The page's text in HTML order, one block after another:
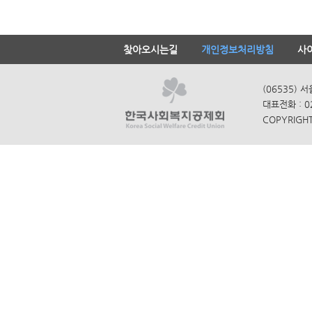
찾아오시는길 개인정보처리방침 사
(06535) 서
대표전화 :